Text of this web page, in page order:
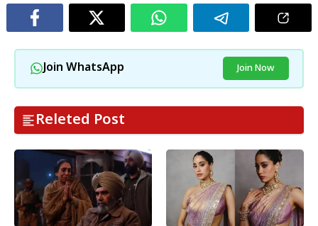
Join WhatsApp Join Now
Releted Post